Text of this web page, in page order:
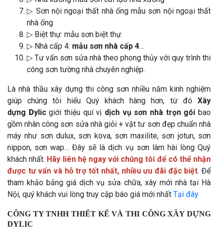
▷ Sơn nội ngoại thất nhà ống mẫu sơn nội ngoại thất
nhà ống
▷ Biệt thự: mẫu sơn biệt thự
▷ Nhà cấp 4: mẫu sơn nhà cấp 4…
▷ Tư vấn sơn sửa nhà theo phong thủy với quy trình thi
công sơn tường nhà chuyên nghiệp.
Là nhà thầu xây dựng thi công sơn nhiều năm kinh nghiệm
giúp chúng tôi hiểu Quý khách hàng hơn, từ đó Xây
dựng Dylicgiới thiệu quí vị dịch vụ sơn nhà trọn gói bao
gồm nhân công sơn sửa nhà giỏi + vật tư sơn đẹp chuẩn nhà
máy như sơn dulux, sơn kova, sơn maxilite, sơn jotun, sơn
nippon, sơn wap… Đây sẽ là dịch vụ sơn làm hài lòng Quý
khách nhất. Hãy liên hệ ngay với chúng tôi để có thể nhận
được tư vấn và hỗ trợ tốt nhất, nhiều ưu đãi đặc biệt. Để
tham khảo bảng giá dịch vụ sửa chữa, xây mới nhà tại Hà
Nội, quý khách vui lòng truy cập báo giá mới nhất Tại đây
CÔNG TY TNHH THIẾT KẾ VÀ THI CÔNG XÂY DỰNG
DYLIC